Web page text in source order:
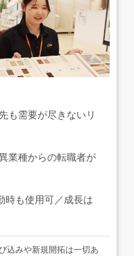
も需要が尽きないリ
業種からの転職者が
時も使用可／成長は
込みや新規開拓は一切あ